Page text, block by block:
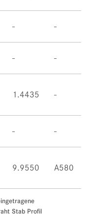
1.4435
9.9550 A580
Stab Profil